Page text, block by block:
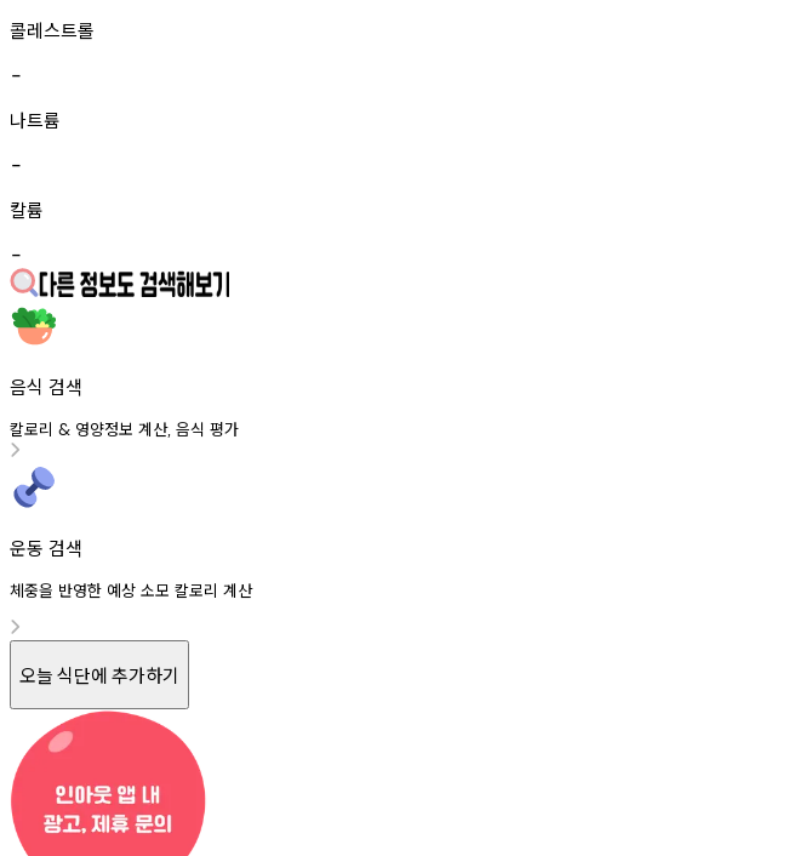
콜레스트롤
-
나트륨
-
칼륨
-
음식 검색
칼로리 & 영양정보 계산, 음식 평가
운동 검색
체중을 반영한 예상 소모 칼로리 계산
오늘 식단에 추가하기